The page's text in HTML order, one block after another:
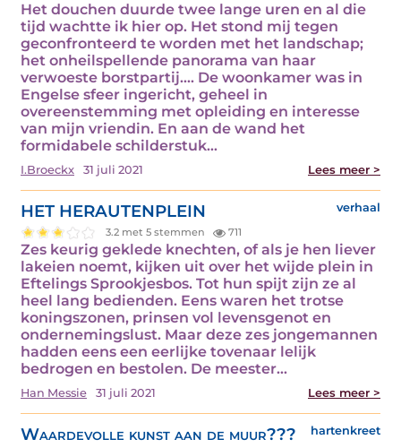
Het douchen duurde twee lange uren en al die
tijd wachtte ik hier op. Het stond mij tegen
geconfronteerd te worden met het landschap;
het onheilspellende panorama van haar
verwoeste borstpartij.... De woonkamer was in
Engelse sfeer ingericht, geheel in
overeenstemming met opleiding en interesse
van mijn vriendin. En aan de wand het
formidabele schilderstuk…
I.Broeckx 31 juli 2021 Lees meer >
HET HERAUTENPLEIN verhaal
3.2 met 5 stemmen 711
Zes keurig geklede knechten, of als je hen liever
lakeien noemt, kijken uit over het wijde plein in
Eftelings Sprookjesbos. Tot hun spijt zijn ze al
heel lang bedienden. Eens waren het trotse
koningszonen, prinsen vol levensgenot en
ondernemingslust. Maar deze zes jongemannen
hadden eens een eerlijke tovenaar lelijk
bedrogen en bestolen. De meester…
Han Messie 31 juli 2021 Lees meer >
Waardevolle kunst aan de muur??? hartenkreet